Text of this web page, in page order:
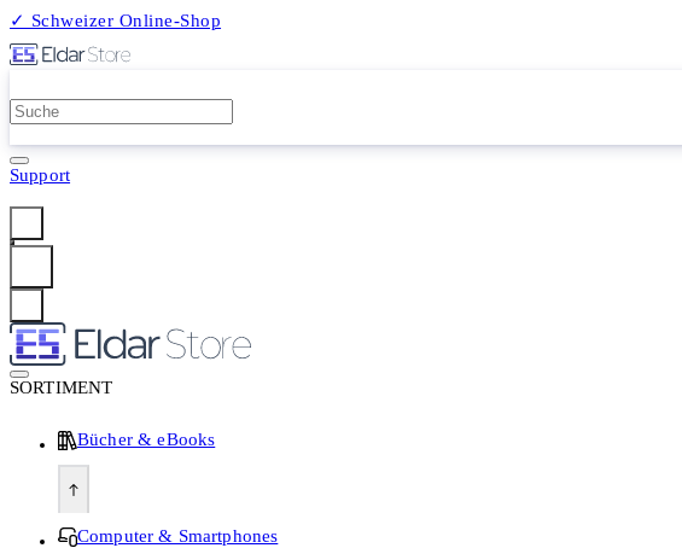
✓ Schweizer Online-Shop
Support
SORTIMENT
Bücher & eBooks
Computer & Smartphones